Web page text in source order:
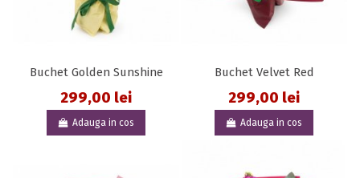
Buchet Golden Sunshine
299,00 lei
Adauga in cos
Buchet Velvet Red
299,00 lei
Adauga in cos